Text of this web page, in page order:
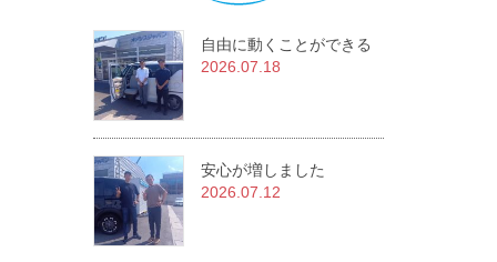
自由に動くことができる
2026.07.18
安心が増しました
2026.07.12